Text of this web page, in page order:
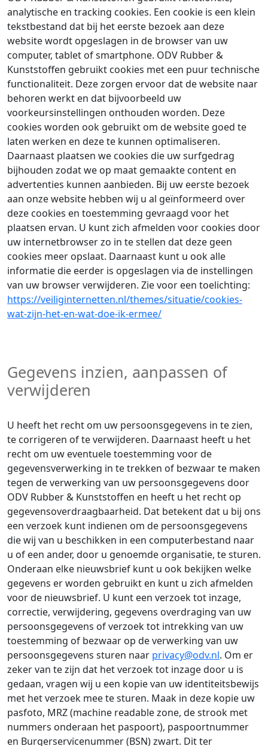
analytische en tracking cookies. Een cookie is een klein
tekstbestand dat bij het eerste bezoek aan deze
website wordt opgeslagen in de browser van uw
computer, tablet of smartphone. ODV Rubber &
Kunststoffen gebruikt cookies met een puur technische
functionaliteit. Deze zorgen ervoor dat de website naar
behoren werkt en dat bijvoorbeeld uw
voorkeursinstellingen onthouden worden. Deze
cookies worden ook gebruikt om de website goed te
laten werken en deze te kunnen optimaliseren.
Daarnaast plaatsen we cookies die uw surfgedrag
bijhouden zodat we op maat gemaakte content en
advertenties kunnen aanbieden. Bij uw eerste bezoek
aan onze website hebben wij u al geïnformeerd over
deze cookies en toestemming gevraagd voor het
plaatsen ervan. U kunt zich afmelden voor cookies door
uw internetbrowser zo in te stellen dat deze geen
cookies meer opslaat. Daarnaast kunt u ook alle
informatie die eerder is opgeslagen via de instellingen
van uw browser verwijderen. Zie voor een toelichting:
https://veiliginternetten.nl/themes/situatie/cookies-
wat-zijn-het-en-wat-doe-ik-ermee/
Gegevens inzien, aanpassen of
verwijderen
U heeft het recht om uw persoonsgegevens in te zien,
te corrigeren of te verwijderen. Daarnaast heeft u het
recht om uw eventuele toestemming voor de
gegevensverwerking in te trekken of bezwaar te maken
tegen de verwerking van uw persoonsgegevens door
ODV Rubber & Kunststoffen en heeft u het recht op
gegevensoverdraagbaarheid. Dat betekent dat u bij ons
een verzoek kunt indienen om de persoonsgegevens
die wij van u beschikken in een computerbestand naar
u of een ander, door u genoemde organisatie, te sturen.
Onderaan elke nieuwsbrief kunt u ook bekijken welke
gegevens er worden gebruikt en kunt u zich afmelden
voor de nieuwsbrief. U kunt een verzoek tot inzage,
correctie, verwijdering, gegevens overdraging van uw
persoonsgegevens of verzoek tot intrekking van uw
toestemming of bezwaar op de verwerking van uw
persoonsgegevens sturen naar privacy@odv.nl. Om er
zeker van te zijn dat het verzoek tot inzage door u is
gedaan, vragen wij u een kopie van uw identiteitsbewijs
met het verzoek mee te sturen. Maak in deze kopie uw
pasfoto, MRZ (machine readable zone, de strook met
nummers onderaan het paspoort), paspoortnummer
en Burgerservicenummer (BSN) zwart. Dit ter